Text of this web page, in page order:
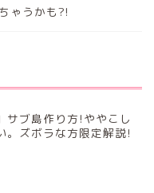
ゃうかも?!
サブ島作り方!ややこし
。ズボラな方限定解説!